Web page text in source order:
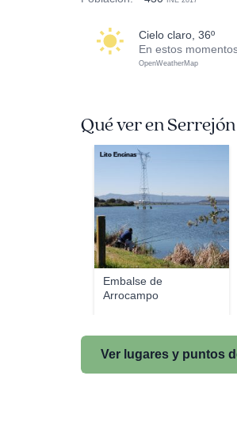
cielo claro, 36º
En estos
OpenWeatherMap
Qué ver en Serrejón
Embalse de
Arrocampo
Lito Encinas
Ver lugares y puntos